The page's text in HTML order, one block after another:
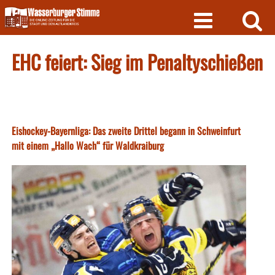
Skip
to
content
EHC feiert: Sieg im Penaltyschießen
Eishockey-Bayernliga: Das zweite Drittel begann in Schweinfurt
mit einem „Hallo Wach“ für Waldkraiburg